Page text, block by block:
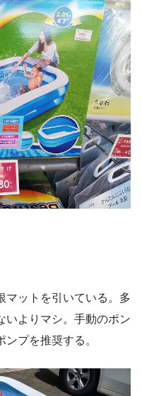
マットを引いている。多
いよりマシ。手動のポン
プを推奨する。